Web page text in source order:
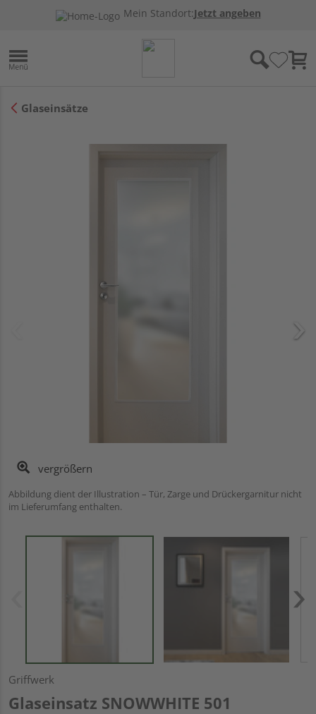
Mein Standort:Jetzt angeben
Glaseinsätze
vergrößern
Abbildung dient der Illustration – Tür, Zarge und Drückergarnitur nicht
im Lieferumfang enthalten.
Griffwerk
Glaseinsatz SNOWWHITE 501